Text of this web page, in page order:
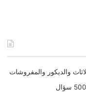
والديكور والمفروشات